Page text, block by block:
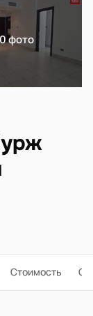
фото
Стоимость О